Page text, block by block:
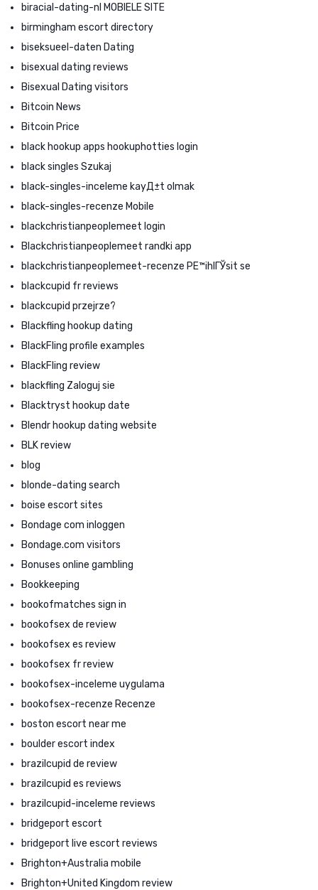
biracial-dating-nl MOBIELE SITE
birmingham escort directory
biseksueel-daten Dating
bisexual dating reviews
Bisexual Dating visitors
Bitcoin News
Bitcoin Price
black hookup apps hookuphotties login
black singles Szukaj
black-singles-inceleme kayД±t olmak
black-singles-recenze Mobile
blackchristianpeoplemeet login
Blackchristianpeoplemeet randki app
blackchristianpeoplemeet-recenze PЕ™ihlГЎsit se
blackcupid fr reviews
blackcupid przejrze?
Blackfling hookup dating
BlackFling profile examples
BlackFling review
blackfling Zaloguj sie
Blacktryst hookup date
Blendr hookup dating website
BLK review
blog
blonde-dating search
boise escort sites
Bondage com inloggen
Bondage.com visitors
Bonuses online gambling
Bookkeeping
bookofmatches sign in
bookofsex de review
bookofsex es review
bookofsex fr review
bookofsex-inceleme uygulama
bookofsex-recenze Recenze
boston escort near me
boulder escort index
brazilcupid de review
brazilcupid es reviews
brazilcupid-inceleme reviews
bridgeport escort
bridgeport live escort reviews
Brighton+Australia mobile
Brighton+United Kingdom review